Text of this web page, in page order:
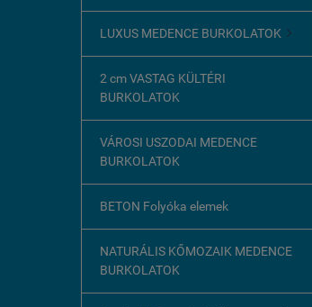
LUXUS MEDENCE BURKOLATOK 
2 cm VASTAG KÜLTÉRI
BURKOLATOK
VÁROSI USZODAI MEDENCE
BURKOLATOK
BETON Folyóka elemek
NATURÁLIS KŐMOZAIK MEDENCE
BURKOLATOK